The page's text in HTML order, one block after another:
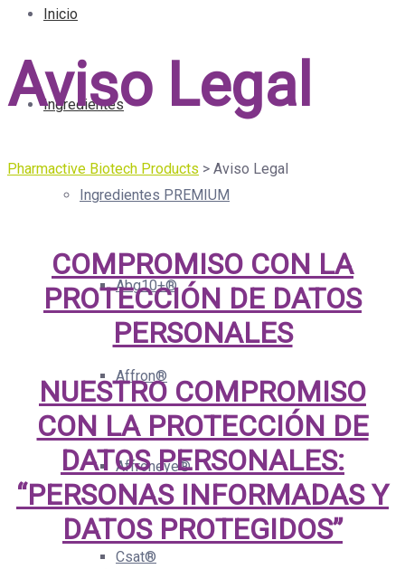
Inicio
Ingredientes
Ingredientes PREMIUM
Abg10+®
Affron®
Affroneye®
Csat®
Aviso Legal
Pharmactive Biotech Products > Aviso Legal
COMPROMISO CON LA
PROTECCIÓN DE DATOS
PERSONALES
NUESTRO COMPROMISO
CON LA PROTECCIÓN DE
DATOS PERSONALES:
“PERSONAS INFORMADAS Y
DATOS PROTEGIDOS”